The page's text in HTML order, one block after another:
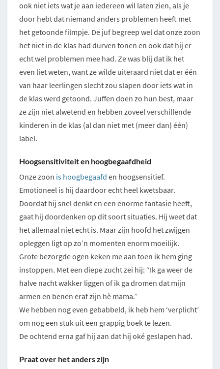
ook niet iets wat je aan iedereen wil laten zien, als je
door hebt dat niemand anders problemen heeft met
het getoonde filmpje. De juf begreep wel dat onze zoon
het niet in de klas had durven tonen en ook dat hij er
echt wel problemen mee had. Ze was blij dat ik het
even liet weten, want ze wilde uiteraard niet dat er één
van haar leerlingen slecht zou slapen door iets wat in
de klas werd getoond. Juffen doen zo hun best, maar
ze zijn niet alwetend en hebben zoveel verschillende
kinderen in de klas (al dan niet met (meer dan) één)
label.
Hoogsensitiviteit en hoogbegaafdheid
Onze zoon is hoogbegaafd en hoogsensitief.
Emotioneel is hij daardoor echt heel kwetsbaar.
Doordat hij snel denkt en een enorme fantasie heeft,
gaat hij doordenken op dit soort situaties. Hij weet dat
het allemaal niet echt is. Maar zijn hoofd het zwijgen
opleggen ligt op zo’n momenten enorm moeilijk.
Grote bezorgde ogen keken me aan toen ik hem ging
instoppen. Met een diepe zucht zei hij: “Ik ga weer de
halve nacht wakker liggen of ik ga dromen dat mijn
armen en benen eraf zijn hè mama.”
We hebben nog even gebabbeld, ik heb hem ‘verplicht’
om nog een stuk uit een grappig boek te lezen.
De ochtend erna gaf hij aan dat hij oké geslapen had.
Praat over het anders zijn